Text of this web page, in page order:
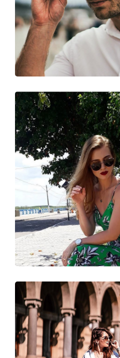
Stegbreite:
Gewicht:
Verstellbare Nasenpads:
Accessories
Etui:
Weiteres
Sex:
Kategorie:
Marke:
Verwendung:
Code: